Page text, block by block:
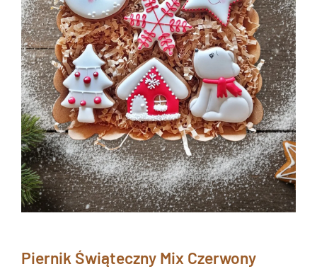
Piernik Świąteczny Mix Czerwony